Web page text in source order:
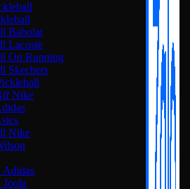
Babolat
Lacoste
On Running
Skechers
Nike
Nike
Adidas